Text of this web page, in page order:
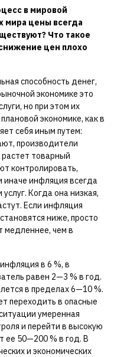
в мировой
мира цены всегда
Что такое
цен плохо
способность денег,
экономике это
но при этом их
экономике, как в
себя иным путем:
производители
товарный
контролировать,
иначе инфляция всегда
Когда она низкая,
Если инфляция
ниже, просто
медленнее, чем в
в 6 %, в
равен 2—3 % в год.
в пределах 6—10 %.
переходить в опасные
умеренная
и перейти в высокую
ее 50—200 % в год. В
и экономических